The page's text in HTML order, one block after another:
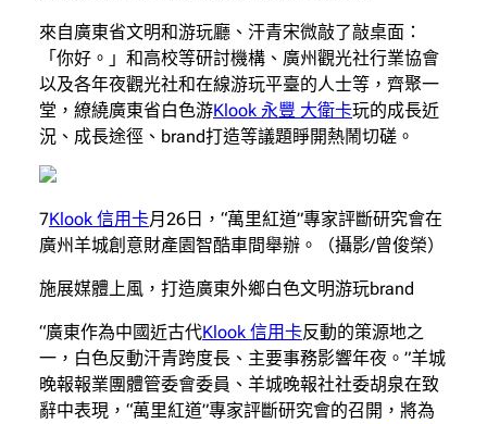
來自廣東省文明和游玩廳、汗青宋微敲了敲桌面：
「你好。」和高校等研討機構、廣州觀光社行業協會
以及各年夜觀光社和在線游玩平臺的人士等，齊聚一
堂，繚繞廣東省白色游Klook 永豐 大衛卡玩的成長近
況、成長途徑、brand打造等議題睜開熱鬧切磋。
7Klook 信用卡月26日，“萬里紅道”專家評斷研究會在
廣州羊城創意財產園智酷車間舉辦。（攝影/曾俊榮）
施展媒體上風，打造廣東外鄉白色文明游玩brand
“廣東作為中國近古代Klook 信用卡反動的策源地之
一，白色反動汗青跨度長、主要事務影響年夜。”羊城
晚報報業團體管委會委員、羊城晚報社社委胡泉在致
辭中表現，“萬里紅道”專家評斷研究會的召開，將為